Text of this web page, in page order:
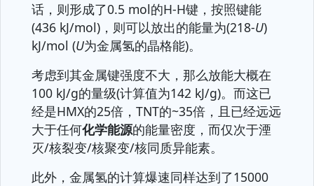
话，则形成了0.5 mol的H-H键，按照键能
(436 kJ/mol)，则可以放出的能量为(218-U)
kJ/mol (U为金属氢的晶格能)。
考虑到其金属键强度不大，那么放能大概在
100 kJ/g的量级(计算值为142 kJ/g)。而这已
经是HMX的25倍，TNT的~35倍，且已经远远
大于任何化学能源的能量密度，而仅次于湮
灭/核裂变/核聚变/核同质异能素。
此外，金属氢的计算爆速同样达到了15000